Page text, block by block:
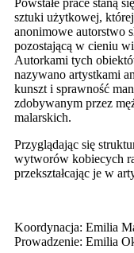
Powstałe prace staną
sztuki użytkowej,
anonimowe autorstwo
pozostającą w cieniu
Autorkami tych
nazywano artystkami
kunszt i sprawność
zdobywanym przez
malarskich.
Przyglądając się
wytworów kobiecych
przekształcając je w
Koordynacja: Emilia
Prowadzenie: Emilia